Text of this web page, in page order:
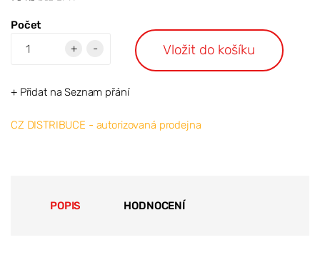
Počet
+
- Vložit do košíku
+ Přidat na Seznam přání
CZ DISTRIBUCE - autorizovaná prodejna
POPIS HODNOCENÍ